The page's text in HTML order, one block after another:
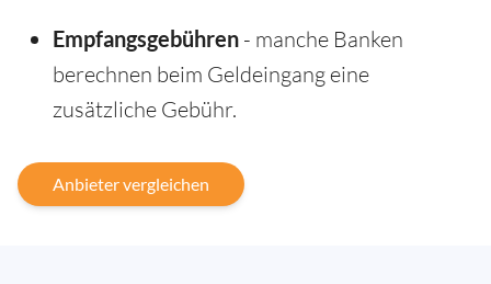
Empfangsgebühren - manche Banken
berechnen beim Geldeingang eine
zusätzliche Gebühr.
Anbieter vergleichen